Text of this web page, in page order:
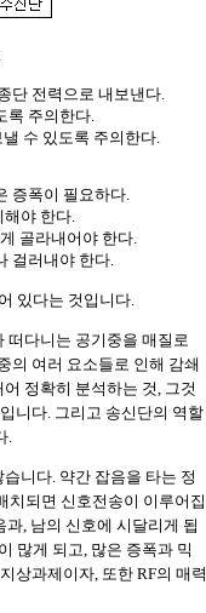
단 전력으로 내보낸다.
록 주의한다.
수 있도록 주의한다.
증폭이 필요하다.
해야 한다.
골라내어야 한다.
걸러내야 한다.
있다는 것입니다.
떠다니는 공기중을 매질로
의 여러 요소들로 인해 감쇄
정확히 분석하는 것, 그것
니다. 그리고 송신단의 역할
.
니다. 약간 잡음을 타는 정
치되면 신호전송이 이루어집
, 남의 신호에 시달리게 됩
많게 되고, 많은 증폭과 믹
상과제이자, 또한 RF의 매력